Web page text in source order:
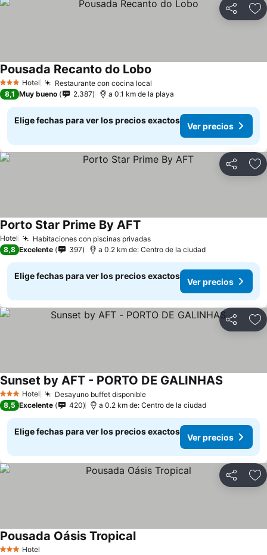
Compartir
3 Estrellas
Hotel Restaurante con cocina local
Pousada Recanto do Lobo
8,1 Muy bueno 2.387 a 0.1 km de la playa
Elige fechas para ver los precios exactos
Ver precios
Compartir
Hotel Habitaciones con piscinas privadas
Porto Star Prime By AFT
8,8 Excelente 397 a 0.2 km de: Centro de la ciudad
Elige fechas para ver los precios exactos
Ver precios
Compartir
3 Estrellas
Hotel Desayuno buffet disponible
Sunset by AFT - PORTO DE GALINHAS
8,5 Excelente 420 a 0.2 km de: Centro de la ciudad
Elige fechas para ver los precios exactos
Ver precios
Compartir
3 Estrellas
Hotel
Pousada Oásis Tropical